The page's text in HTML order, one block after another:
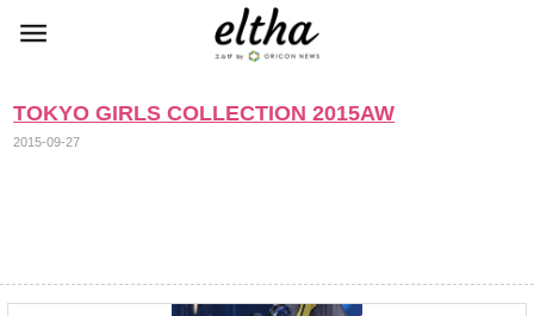
TOKYO GIRLS COLLECTION 2015AW
2015-09-27